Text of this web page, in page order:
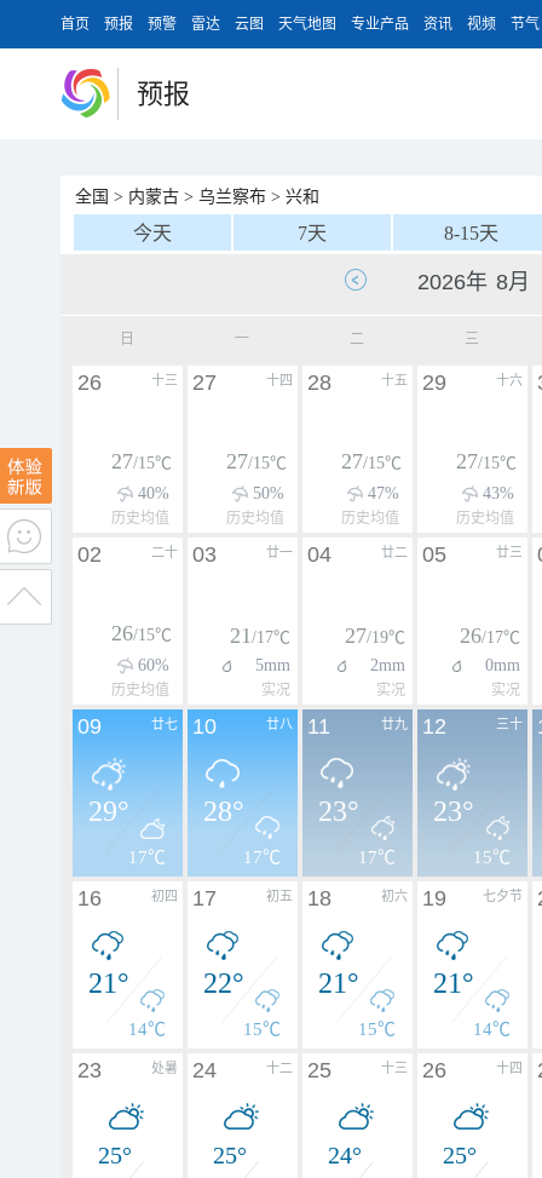
首页 预报 预警 雷达 云图 天气地图 专业产品 资讯 视频 节气
预报
全国 > 内蒙古 > 乌兰察布 > 兴和
今天 7天 8-15天
日 一 二 三
十三
26
27/15℃
40%
历史均值
十四
27
27/15℃
50%
历史均值
十五
28
27/15℃
47%
历史均值
十六
29
27/15℃
43%
历史均值
二十
02
26/15℃
60%
历史均值
廿一
03
21/17℃
5mm
实况
廿二
04
27/19℃
2mm
实况
廿三
05
26/17℃
0mm
实况
廿七
09
29°
17℃
廿八
10
28°
17℃
廿九
11
23°
17℃
三十
12
23°
15℃
初四
16
21°
14℃
初五
17
22°
15℃
初六
18
21°
15℃
七夕节
19
21°
14℃
处暑
23
25°
十二
24
25°
十三
25
24°
十四
26
25°